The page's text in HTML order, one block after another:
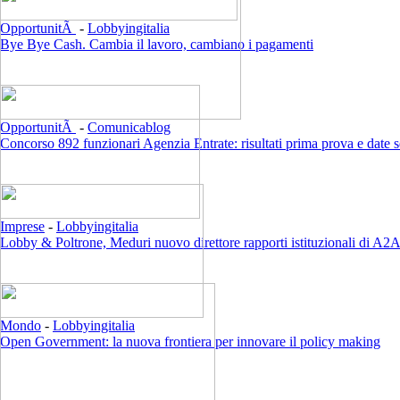
OpportunitÃ - Lobbyingitalia
Bye Bye Cash. Cambia il lavoro, cambiano i pagamenti
OpportunitÃ - Comunicablog
Concorso 892 funzionari Agenzia Entrate: risultati prima prova e date
Imprese - Lobbyingitalia
Lobby & Poltrone, Meduri nuovo direttore rapporti istituzionali di A2A
Mondo - Lobbyingitalia
Open Government: la nuova frontiera per innovare il policy making